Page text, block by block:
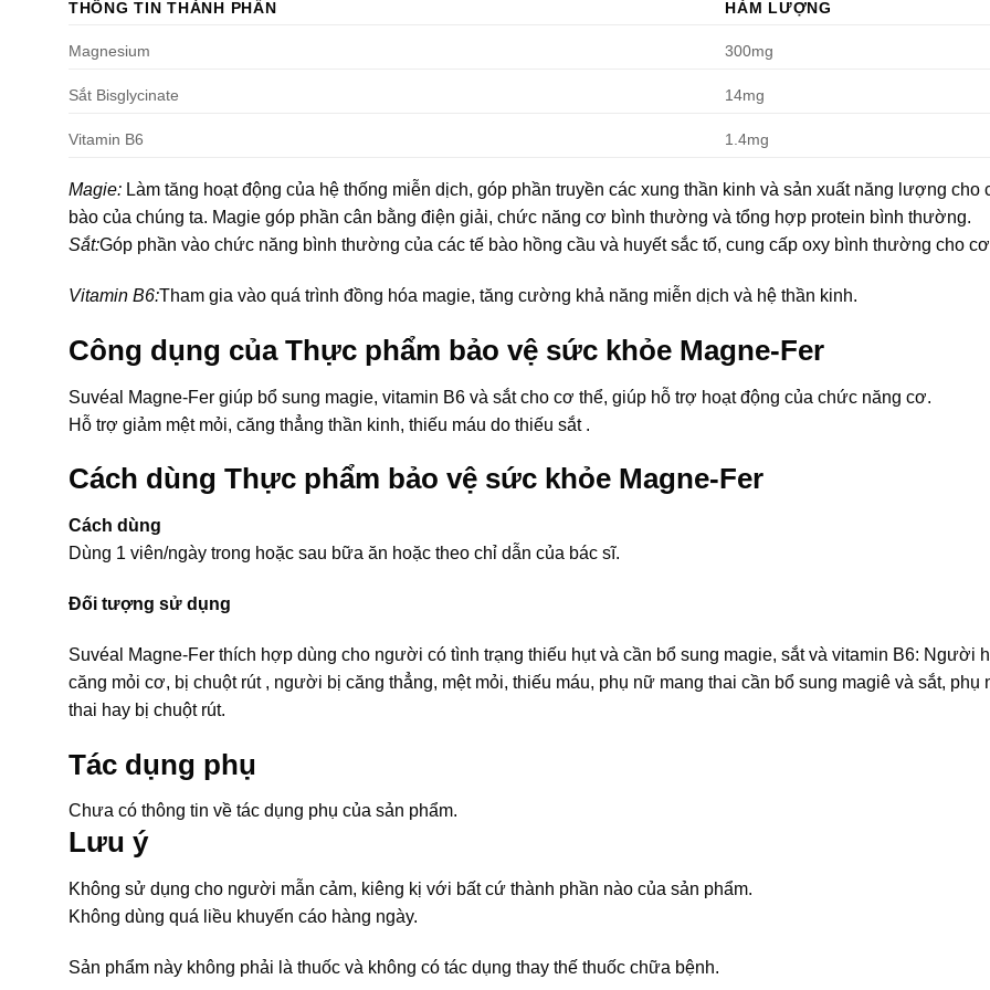
THÔNG TIN THÀNH PHẦN HÀM LƯỢNG
Magnesium 300mg
Sắt Bisglycinate 14mg
Vitamin B6 1.4mg
Magie: Làm tăng hoạt động của hệ thống miễn dịch, góp phần truyền các xung thần kinh và sản xuất năng lượng cho
bào của chúng ta. Magie góp phần cân bằng điện giải, chức năng cơ bình thường và tổng hợp protein bình thường.
Sắt:Góp phần vào chức năng bình thường của các tế bào hồng cầu và huyết sắc tố, cung cấp oxy bình thường cho
Vitamin B6:Tham gia vào quá trình đồng hóa magie, tăng cường khả năng miễn dịch và hệ thần kinh.
Công dụng của Thực phẩm bảo vệ sức khỏe Magne-Fer
Suvéal Magne-Fer giúp bổ sung magie, vitamin B6 và sắt cho cơ thể, giúp hỗ trợ hoạt động của chức năng cơ.
Hỗ trợ giảm mệt mỏi, căng thẳng thần kinh, thiếu máu do thiếu sắt .
Cách dùng Thực phẩm bảo vệ sức khỏe Magne-Fer
Cách dùng
Dùng 1 viên/ngày trong hoặc sau bữa ăn hoặc theo chỉ dẫn của bác sĩ.
Đối tượng sử dụng
Suvéal Magne-Fer thích hợp dùng cho người có tình trạng thiếu hụt và cần bổ sung magie, sắt và vitamin B6: Người
căng mỏi cơ, bị chuột rút , người bị căng thẳng, mệt mỏi, thiếu máu, phụ nữ mang thai cần bổ sung magiê và sắt, phụ
thai hay bị chuột rút.
Tác dụng phụ
Chưa có thông tin về tác dụng phụ của sản phẩm.
Lưu ý
Không sử dụng cho người mẫn cảm, kiêng kị với bất cứ thành phần nào của sản phẩm.
Không dùng quá liều khuyến cáo hàng ngày.
Sản phẩm này không phải là thuốc và không có tác dụng thay thế thuốc chữa bệnh.